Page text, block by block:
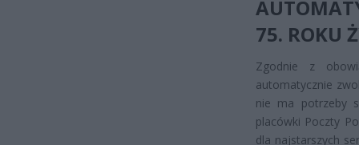
75. ROKU
Zgodnie z
automatycznie
nie ma potrzeby
placówki Poczty
dla najstarszych